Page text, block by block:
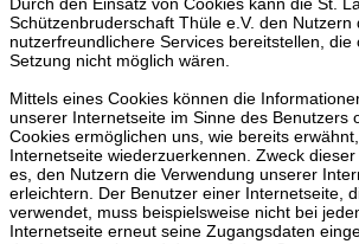
Durch den Einsatz von Cookies kann die St.
Schützenbruderschaft Thüle e.V. den Nutzern
nutzerfreundlichere Services bereitstellen, die
Setzung nicht möglich wären.
Mittels eines Cookies können die
unserer Internetseite im Sinne des Benutzers
Cookies ermöglichen uns, wie bereits
Internetseite wiederzuerkennen. Zweck
es, den Nutzern die Verwendung unserer
erleichtern. Der Benutzer einer Internetseite,
verwendet, muss beispielsweise nicht bei
Internetseite erneut seine Zugangsdaten